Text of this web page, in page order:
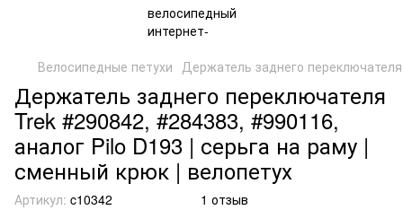
Велосипедные петухи Держатель заднего
Держатель заднего переключателя
Trek #290842, #284383, #990116,
аналог Pilo D193 | серьга на раму |
сменный крюк | велопетух
Артикул: c10342 1 отзыв